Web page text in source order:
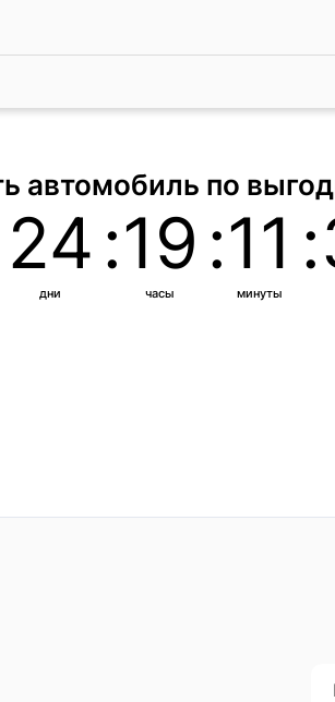
автомобиль по
24
дни
:19
часы
:11
минуты
: